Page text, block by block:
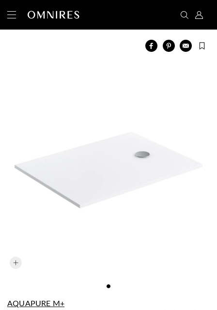
AQUAPURE M+